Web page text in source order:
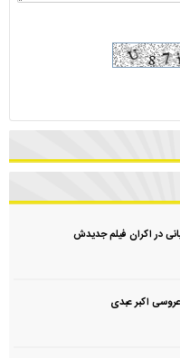
در اکران فیلم جدیدش
اکبر عبدی